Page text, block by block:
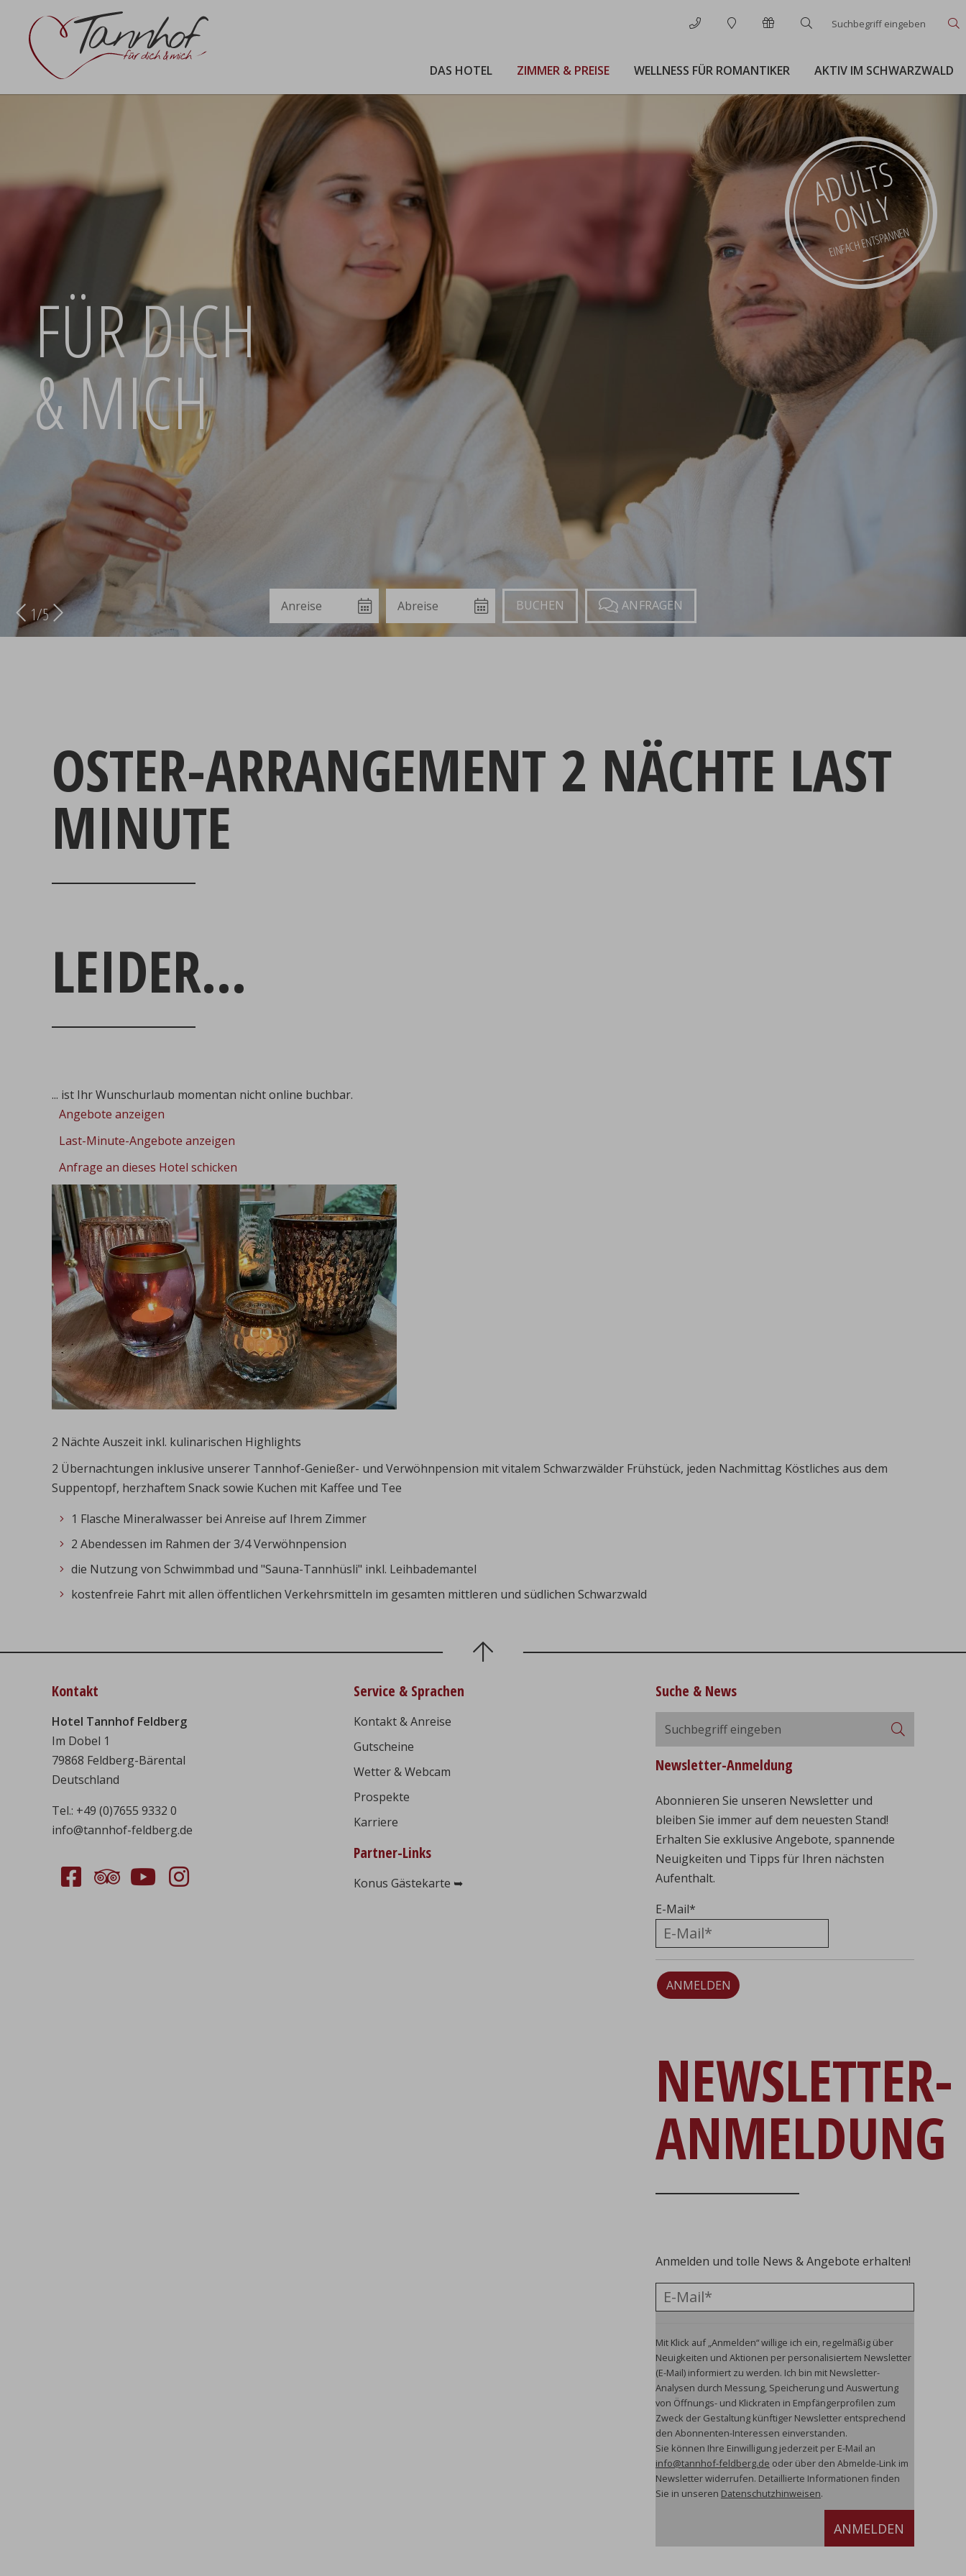
DAS HOTEL ZIMMER & PREISE WELLNESS FÜR ROMANTIKER AKTIV IM SCHWARZWALD
eingeben
2/5
FÜR DICH
& MICH
Anreise Abreise Buchen Anfragen
ADULTS
ONLY
EINFACH ENTSPANNEN
OSTER-ARRANGEMENT 2 NÄCHTE LAST
MINUTE
LEIDER...
... ist Ihr Wunschurlaub momentan nicht online buchbar.
Angebote anzeigen
Last-Minute-Angebote anzeigen
Anfrage an dieses Hotel schicken
2 Nächte Auszeit inkl. kulinarischen Highlights
2 Übernachtungen inklusive unserer Tannhof-Genießer- und Verwöhnpension mit vitalem Schwarzwälder Frühstück, jeden Nachmittag Köstliches aus dem
Suppentopf, herzhaftem Snack sowie Kuchen mit Kaffee und Tee
1 Flasche Mineralwasser bei Anreise auf Ihrem Zimmer
2 Abendessen im Rahmen der 3/4 Verwöhnpension
die Nutzung von Schwimmbad und "Sauna-Tannhüsli" inkl. Leihbademantel
kostenfreie Fahrt mit allen öffentlichen Verkehrsmitteln im gesamten mittleren und südlichen Schwarzwald
Kontakt
Hotel Tannhof Feldberg
Im Dobel 1
79868 Feldberg-Bärental
Deutschland
Tel.: +49 (0)7655 9332 0
info@tannhof-feldberg.de
Service & Sprachen
Kontakt & Anreise
Gutscheine
Wetter & Webcam
Prospekte
Karriere
Partner-Links
Konus Gästekarte ➥
Suche & News
eingeben
Newsletter-Anmeldung
Abonnieren Sie unseren Newsletter und
bleiben Sie immer auf dem neuesten Stand!
Erhalten Sie exklusive Angebote, spannende
Neuigkeiten und Tipps für Ihren nächsten
Aufenthalt.
E-Mail*
ANMELDEN
NEWSLETTER-
ANMELDUNG
Anmelden und tolle News & Angebote erhalten!
Mit Klick auf „Anmelden“ willige ich ein, regelmäßig über
Neuigkeiten und Aktionen per personalisiertem Newsletter
(E-Mail) informiert zu werden. Ich bin mit Newsletter-
Analysen durch Messung, Speicherung und Auswertung
von Öffnungs- und Klickraten in Empfängerprofilen zum
Zweck der Gestaltung künftiger Newsletter entsprechend
den Abonnenten-Interessen einverstanden.
Sie können Ihre Einwilligung jederzeit per E-Mail an
info@tannhof-feldberg.de oder über den Abmelde-Link im
Newsletter widerrufen. Detaillierte Informationen finden
Sie in unseren Datenschutzhinweisen.
ANMELDEN